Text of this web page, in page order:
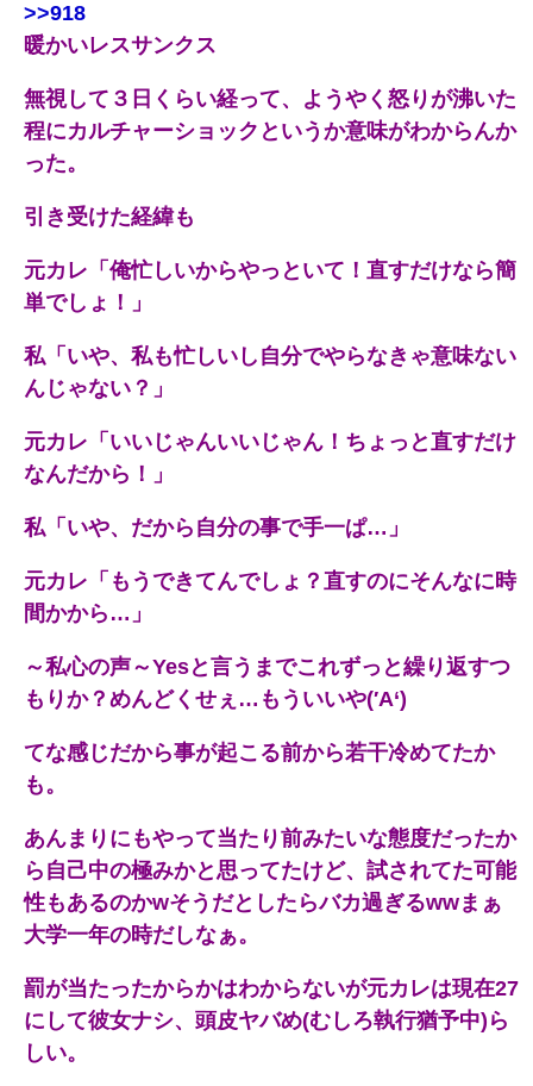
>>918
暖かいレスサンクス
無視して３日くらい経って、ようやく怒りが沸いた
程にカルチャーショックというか意味がわからんか
った。
引き受けた経緯も
元カレ「俺忙しいからやっといて！直すだけなら簡
単でしょ！」
私「いや、私も忙しいし自分でやらなきゃ意味ない
んじゃない？」
元カレ「いいじゃんいいじゃん！ちょっと直すだけ
なんだから！」
私「いや、だから自分の事で手一ぱ…」
元カレ「もうできてんでしょ？直すのにそんなに時
間かから…」
～私心の声～Yesと言うまでこれずっと繰り返すつ
もりか？めんどくせぇ…もういいや(′A‘)
てな感じだから事が起こる前から若干冷めてたか
も。
あんまりにもやって当たり前みたいな態度だったか
ら自己中の極みかと思ってたけど、試されてた可能
性もあるのかwそうだとしたらバカ過ぎるwwまぁ
大学一年の時だしなぁ。
罰が当たったからかはわからないが元カレは現在27
にして彼女ナシ、頭皮ヤバめ(むしろ執行猶予中)ら
しい。